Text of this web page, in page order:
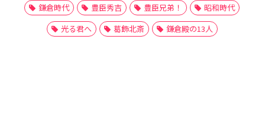
鎌倉時代
豊臣秀吉 豊臣兄弟！
昭和時代
光る君へ
葛飾北斎 鎌倉殿の13人